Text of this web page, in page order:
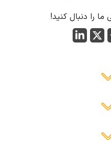
را دنبال کنید!